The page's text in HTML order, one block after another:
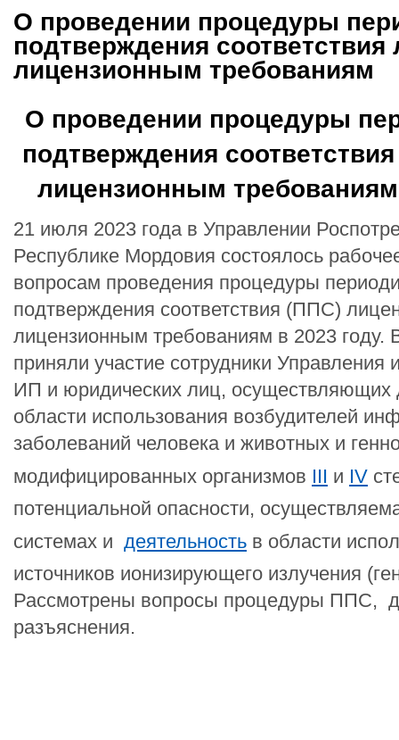
О проведении процедуры
подтверждения соответствия
лицензионным требованиям
О проведении процедуры
подтверждения
лицензионным требованиям
21 июля 2023 года в Управлении
Республике Мордовия состоялось
вопросам проведения процедуры
подтверждения соответствия (ППС)
лицензионным требованиям в 2023 году.
приняли участие сотрудники Управления
ИП и юридических лиц, осуществляющих
области использования возбудителей
заболеваний человека и животных и
модифицированных организмов III и IV
потенциальной опасности,
системах и деятельность в области
источников ионизирующего излучения
Рассмотрены вопросы процедуры ППС,
разъяснения.